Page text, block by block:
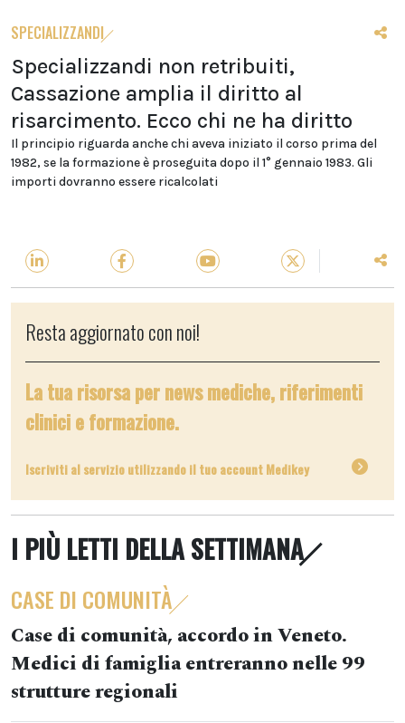
SPECIALIZZANDI
Specializzandi non retribuiti,
Cassazione amplia il diritto al
risarcimento. Ecco chi ne ha diritto
Il principio riguarda anche chi aveva iniziato il corso prima del
1982, se la formazione è proseguita dopo il 1° gennaio 1983. Gli
importi dovranno essere ricalcolati
Resta aggiornato con noi!
La tua risorsa per news mediche, riferimenti
clinici e formazione.
Iscriviti al servizio utilizzando il tuo account Medikey
I PIÙ LETTI DELLA SETTIMANA
CASE DI COMUNITÀ
Case di comunità, accordo in Veneto.
Medici di famiglia entreranno nelle 99
strutture regionali